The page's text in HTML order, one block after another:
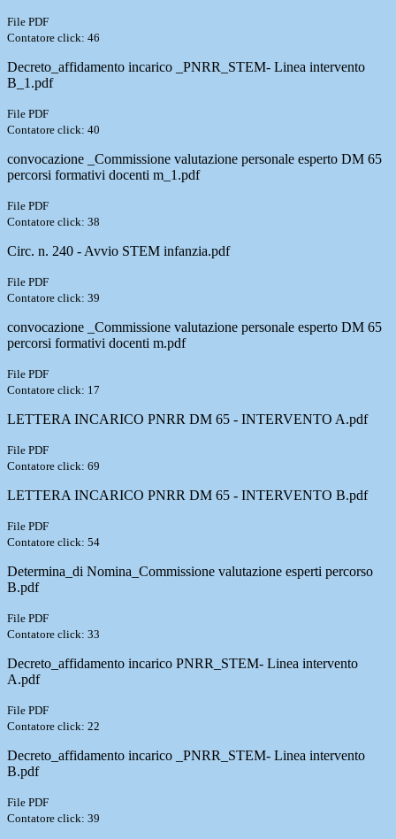
File PDF
Contatore click: 46
Decreto_affidamento incarico _PNRR_STEM- Linea intervento
B_1.pdf
File PDF
Contatore click: 40
convocazione _Commissione valutazione personale esperto DM 65
percorsi formativi docenti m_1.pdf
File PDF
Contatore click: 38
Circ. n. 240 - Avvio STEM infanzia.pdf
File PDF
Contatore click: 39
convocazione _Commissione valutazione personale esperto DM 65
percorsi formativi docenti m.pdf
File PDF
Contatore click: 17
LETTERA INCARICO PNRR DM 65 - INTERVENTO A.pdf
File PDF
Contatore click: 69
LETTERA INCARICO PNRR DM 65 - INTERVENTO B.pdf
File PDF
Contatore click: 54
Determina_di Nomina_Commissione valutazione esperti percorso
B.pdf
File PDF
Contatore click: 33
Decreto_affidamento incarico PNRR_STEM- Linea intervento
A.pdf
File PDF
Contatore click: 22
Decreto_affidamento incarico _PNRR_STEM- Linea intervento
B.pdf
File PDF
Contatore click: 39